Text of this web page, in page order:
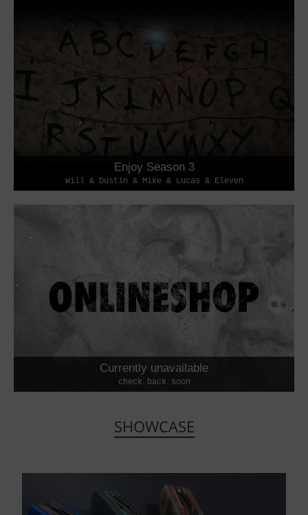
Enjoy Season 3
Will & Dustin & Mike & Lucas & Eleven
Currently unavailable
check back soon
SHOWCASE